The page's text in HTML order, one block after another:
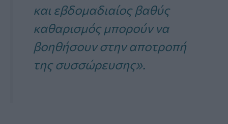
και εβδομαδιαίος βαθύς
καθαρισμός μπορούν να
βοηθήσουν στην αποτροπή
της συσσώρευσης».